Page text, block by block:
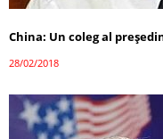
China: Un coleg al
28/02/2018